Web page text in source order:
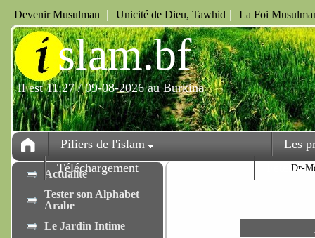
Devenir Musulman | Unicité de Dieu, Tawhid | La Foi
islam.bf
Il est 11:27 / 09-08-2026 au Burkina
Piliers de l'islam
Les
Téléchargement
Fêtes
Actualité
Tester son Alphabet
Arabe
Le Jardin Intime
Dr-